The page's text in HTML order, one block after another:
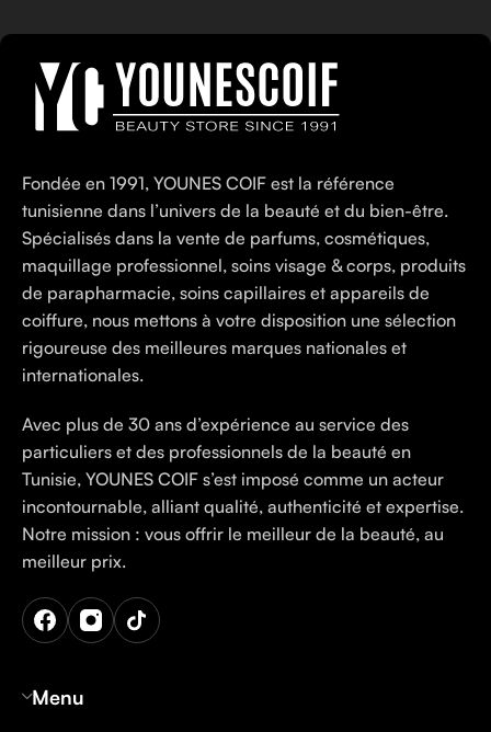
Fondée en 1991, YOUNES COIF est la référence
tunisienne dans l’univers de la beauté et du bien-être.
Spécialisés dans la vente de parfums, cosmétiques,
maquillage professionnel, soins visage & corps, produits
de parapharmacie, soins capillaires et appareils de
coiffure, nous mettons à votre disposition une sélection
rigoureuse des meilleures marques nationales et
internationales.
Avec plus de 30 ans d’expérience au service des
particuliers et des professionnels de la beauté en
Tunisie, YOUNES COIF s’est imposé comme un acteur
incontournable, alliant qualité, authenticité et expertise.
Notre mission : vous offrir le meilleur de la beauté, au
meilleur prix.
Menu